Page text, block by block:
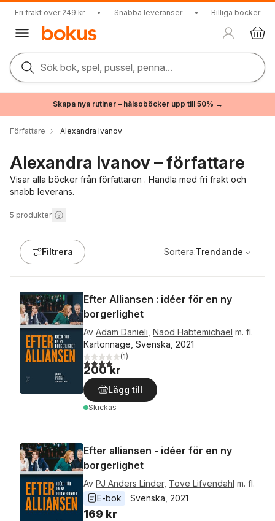
Fri frakt över 249 kr • Snabba leveranser • Billiga böcker
Sök bok, spel, pussel, penna...
Skapa nya rutiner – hälsoböcker upp till 50% →
Författare Alexandra Ivanov
Alexandra Ivanov – författare
Visar alla böcker från författaren . Handla med fri frakt och
snabb leverans.
5 produkter
Filtrera Sortera:Trendande
Efter Alliansen : idéer för en ny
borgerlighet
Av Adam Danieli Naod Habtemichael m. fl.
Kartonnage, Svenska, 2021
4,0utav 5 stjärnor. Totalt antal röster:
(1)
200 kr
Lägg till
Skickas
Efter alliansen - idéer för en ny
borgerlighet
Av PJ Anders Linder, Tove Lifvendahl m. fl.
E-bok
Svenska 2021
169 kr